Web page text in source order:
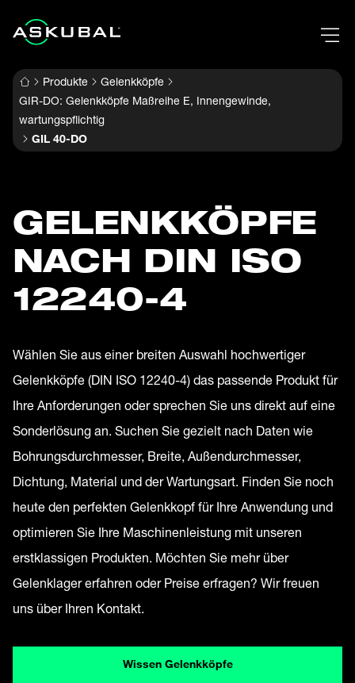
Produkte
Gelenkköpfe
GIR-DO: Gelenkköpfe Maßreihe E, Innengewinde,
wartungspflichtig
GIL 40-DO
GELENK­KÖPFE
NACH DIN ISO
12240-4
Wählen Sie aus einer breiten Auswahl hochwertiger
Gelenkköpfe (DIN ISO 12240-4) das passende Produkt für
Ihre Anforderungen oder sprechen Sie uns direkt auf eine
Sonderlösung an. Suchen Sie gezielt nach Daten wie
Bohrungsdurchmesser, Breite, Außendurchmesser,
Dichtung, Material und der Wartungsart. Finden Sie noch
heute den perfekten Gelenkkopf für Ihre Anwendung und
optimieren Sie Ihre Maschinenleistung mit unseren
erstklassigen Produkten. Möchten Sie mehr über
Gelenklager erfahren oder Preise erfragen? Wir freuen
uns über Ihren Kontakt.
Wissen Gelenkköpfe